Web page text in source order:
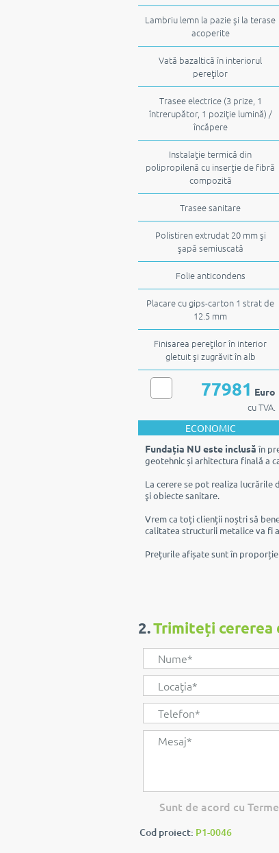
Lambriu lemn la pazie şi la terase
acoperite
Vată bazaltică în interiorul
pereţilor
Trasee electrice (3 prize, 1
întrerupător, 1 poziţie lumină) /
încăpere
Instalaţie termică din
polipropilenă cu inserţie de fibră
compozită
Trasee sanitare
Polistiren extrudat 20 mm şi
şapă semiuscată
Folie anticondens
Placare cu gips-carton 1 strat de
12.5 mm
Finisarea pereţilor în interior
gletuit şi zugrăvit în alb
77981 Euro
cu TVA.
ECONOMIC
Fundația NU este inclusă în
geotehnic și arhitectura finală a
La cerere se pot realiza lucrările
şi obiecte sanitare.
Vrem ca toți clienții noștri să
calitatea structurii metalice va fi
Prețurile afișate sunt în proporție
2.Trimiteți cererea
Sunt de acord cu
Cod proiect: P1-0046